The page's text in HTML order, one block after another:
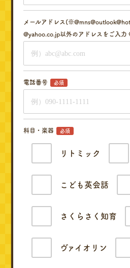
メールアドレス
@yahoo.co.jp以外のアドレスをご入力
電話番号 必須
科目・楽器 必須
リトミック
こども英会話
さくらさく知育
ヴァイオリン